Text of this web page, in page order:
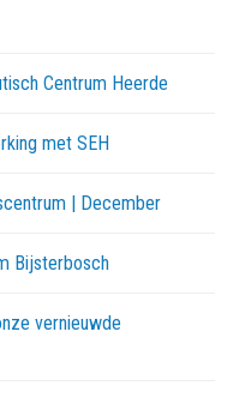
Centrum Heerde
met SEH
| December
Bijsterbosch
vernieuwde